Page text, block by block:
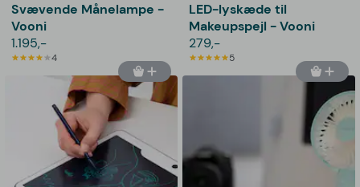
Svævende Månelampe -
Vooni
1.195,-
4
LED-lyskæde til
Makeupspejl - Vooni
279,-
5